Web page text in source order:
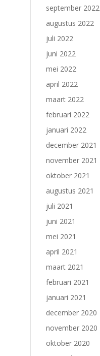
september 2022
augustus 2022
juli 2022
juni 2022
mei 2022
april 2022
maart 2022
februari 2022
januari 2022
december 2021
november 2021
oktober 2021
augustus 2021
juli 2021
juni 2021
mei 2021
april 2021
maart 2021
februari 2021
januari 2021
december 2020
november 2020
oktober 2020